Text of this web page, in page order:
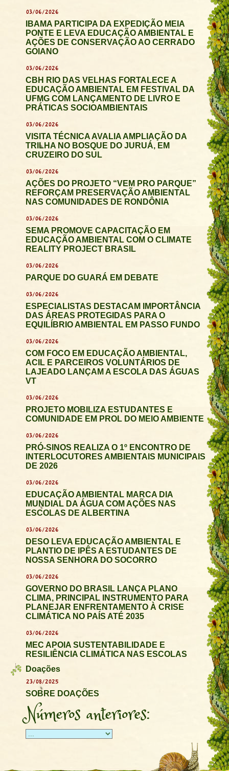
03/06/2026
IBAMA PARTICIPA DA EXPEDIÇÃO MEIA
PONTE E LEVA EDUCAÇÃO AMBIENTAL E
AÇÕES DE CONSERVAÇÃO AO CERRADO
GOIANO
03/06/2026
CBH RIO DAS VELHAS FORTALECE A
EDUCAÇÃO AMBIENTAL EM FESTIVAL DA
UFMG COM LANÇAMENTO DE LIVRO E
PRÁTICAS SOCIOAMBIENTAIS
03/06/2026
VISITA TÉCNICA AVALIA AMPLIAÇÃO DA
TRILHA NO BOSQUE DO JURUÁ, EM
CRUZEIRO DO SUL
03/06/2026
AÇÕES DO PROJETO “VEM PRO PARQUE”
REFORÇAM PRESERVAÇÃO AMBIENTAL
NAS COMUNIDADES DE RONDÔNIA
03/06/2026
SEMA PROMOVE CAPACITAÇÃO EM
EDUCAÇÃO AMBIENTAL COM O CLIMATE
REALITY PROJECT BRASIL
03/06/2026
PARQUE DO GUARÁ EM DEBATE
03/06/2026
ESPECIALISTAS DESTACAM IMPORTÂNCIA
DAS ÁREAS PROTEGIDAS PARA O
EQUILÍBRIO AMBIENTAL EM PASSO FUNDO
03/06/2026
COM FOCO EM EDUCAÇÃO AMBIENTAL,
ACIL E PARCEIROS VOLUNTÁRIOS DE
LAJEADO LANÇAM A ESCOLA DAS ÁGUAS
VT
03/06/2026
PROJETO MOBILIZA ESTUDANTES E
COMUNIDADE EM PROL DO MEIO AMBIENTE
03/06/2026
PRÓ-SINOS REALIZA O 1º ENCONTRO DE
INTERLOCUTORES AMBIENTAIS MUNICIPAIS
DE 2026
03/06/2026
EDUCAÇÃO AMBIENTAL MARCA DIA
MUNDIAL DA ÁGUA COM AÇÕES NAS
ESCOLAS DE ALBERTINA
03/06/2026
DESO LEVA EDUCAÇÃO AMBIENTAL E
PLANTIO DE IPÊS A ESTUDANTES DE
NOSSA SENHORA DO SOCORRO
03/06/2026
GOVERNO DO BRASIL LANÇA PLANO
CLIMA, PRINCIPAL INSTRUMENTO PARA
PLANEJAR ENFRENTAMENTO À CRISE
CLIMÁTICA NO PAÍS ATÉ 2035
03/06/2026
MEC APOIA SUSTENTABILIDADE E
RESILIÊNCIA CLIMÁTICA NAS ESCOLAS
Doações
23/08/2025
SOBRE DOAÇÕES
Números anteriores: